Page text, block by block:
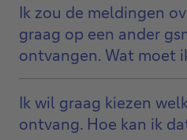
Ik zou de meldingen
graag op een ander
ontvangen. Wat moet
Ik wil graag kiezen
ontvang. Hoe kan ik